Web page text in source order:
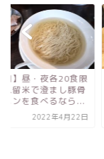
岡】昼・夜各20食限
久留米で澄まし豚骨
メンを食べるなら...
2022年4月22日